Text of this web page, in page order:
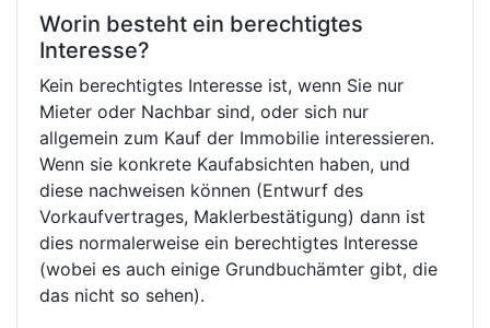
Worin besteht ein berechtigtes
Interesse?
Kein berechtigtes Interesse ist, wenn Sie nur
Mieter oder Nachbar sind, oder sich nur
allgemein zum Kauf der Immobilie interessieren.
Wenn sie konkrete Kaufabsichten haben, und
diese nachweisen können (Entwurf des
Vorkaufvertrages, Maklerbestätigung) dann ist
dies normalerweise ein berechtigtes Interesse
(wobei es auch einige Grundbuchämter gibt, die
das nicht so sehen).